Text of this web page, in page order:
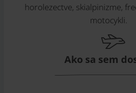
horolezectve, skialpinizme,
motocykli.
Ako sa sem